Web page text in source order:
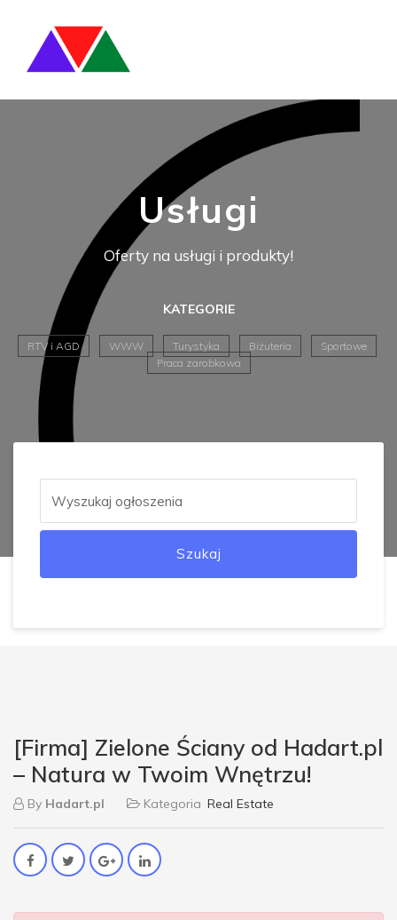
Usługi
Oferty na usługi i produkty!
KATEGORIE
RTV i AGD WWW Turystyka Biżuteria
Sportowe
Praca zarobkowa
Szukaj
[Firma] Zielone Ściany od Hadart.pl
– Natura w Twoim Wnętrzu!
By Hadart.pl Kategoria Real Estate